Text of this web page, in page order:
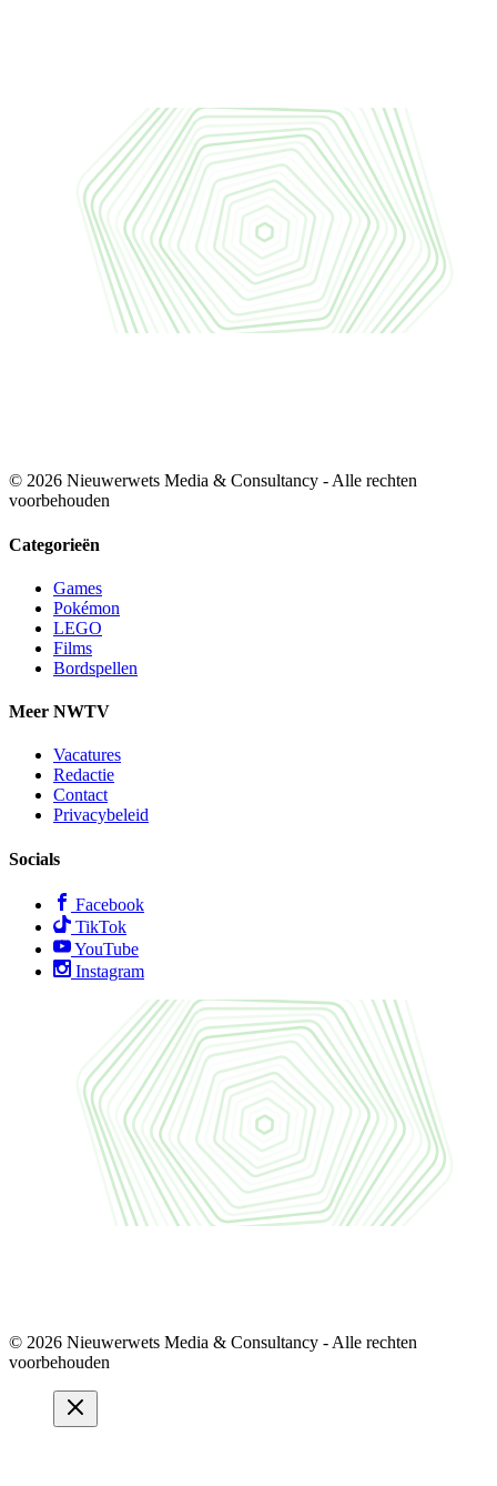
© 2026 Nieuwerwets Media & Consultancy - Alle rechten
voorbehouden
Categorieën
Games
Pokémon
LEGO
Films
Bordspellen
Meer NWTV
Vacatures
Redactie
Contact
Privacybeleid
Socials
Facebook
TikTok
YouTube
Instagram
© 2026 Nieuwerwets Media & Consultancy - Alle rechten
voorbehouden